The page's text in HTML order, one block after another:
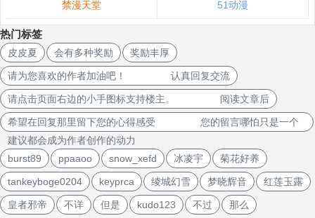
禁漫天堂 51动漫
热门标签
皮皮夏 会有多种奖励 奖励丰厚
请为您喜欢的作者加油吧！ 认真回复交流
请点击页面右边的小手图标支持楼主。 阅读文章后
希望在回复那里留下您的心得感受 您的留言哪怕只是一个
建议都会成为作者创作的动力
burst89
ppaaoo snow_xefd 冰凌宇 菊花好养
tankeyboge0204 keyprca 绫城幻雪 梦晓辉音 红莲玉露
皇者邪帝 不详 但是 kudo123 不过 那么